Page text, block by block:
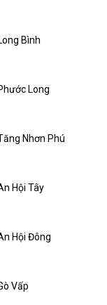
Bình
Long
Nhơn Phú
Hội Tây
Hội Đông
Vấp